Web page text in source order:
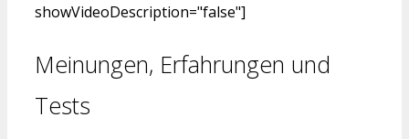
showVideoDescription="false"]
Meinungen, Erfahrungen und
Tests